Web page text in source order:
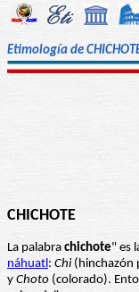
Etimología de
CHICHOTE
La palabra chichote" es
náhuatl: Chi (hinchazón
y Choto (colorado).